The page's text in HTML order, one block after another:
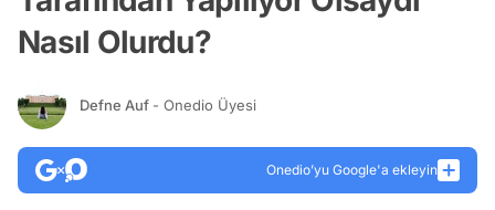
Nasıl Olurdu?
Defne Auf - Onedio Üyesi
Onedio’yu Google'a ekleyin